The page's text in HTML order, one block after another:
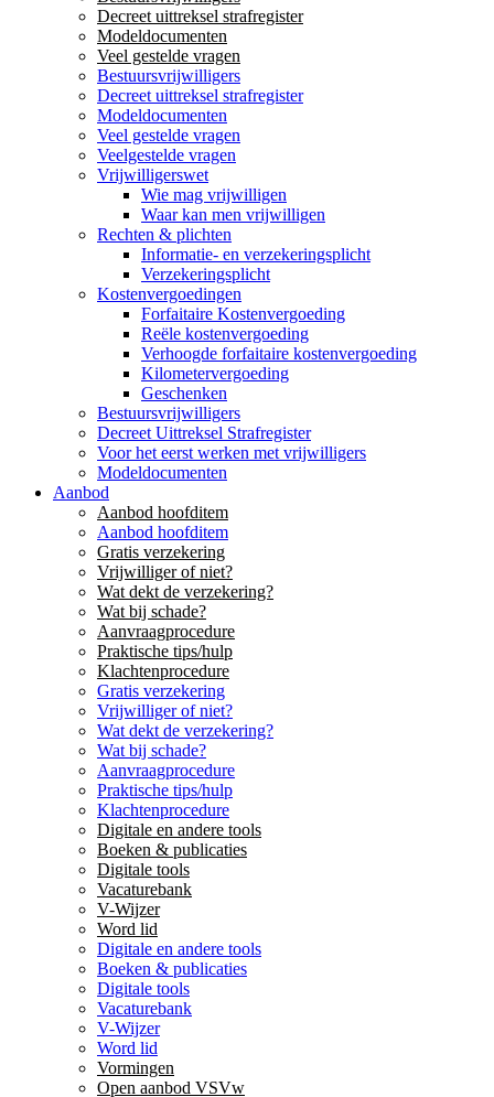
Decreet uittreksel strafregister
Modeldocumenten
Veel gestelde vragen
Bestuursvrijwilligers
Decreet uittreksel strafregister
Modeldocumenten
Veel gestelde vragen
Veelgestelde vragen
Vrijwilligerswet
Wie mag vrijwilligen
Waar kan men vrijwilligen
Rechten & plichten
Informatie- en verzekeringsplicht
Verzekeringsplicht
Kostenvergoedingen
Forfaitaire Kostenvergoeding
Reële kostenvergoeding
Verhoogde forfaitaire kostenvergoeding
Kilometervergoeding
Geschenken
Bestuursvrijwilligers
Decreet Uittreksel Strafregister
Voor het eerst werken met vrijwilligers
Modeldocumenten
Aanbod
Aanbod hoofditem
Aanbod hoofditem
Gratis verzekering
Vrijwilliger of niet?
Wat dekt de verzekering?
Wat bij schade?
Aanvraagprocedure
Praktische tips/hulp
Klachtenprocedure
Gratis verzekering
Vrijwilliger of niet?
Wat dekt de verzekering?
Wat bij schade?
Aanvraagprocedure
Praktische tips/hulp
Klachtenprocedure
Digitale en andere tools
Boeken & publicaties
Digitale tools
Vacaturebank
V-Wijzer
Word lid
Digitale en andere tools
Boeken & publicaties
Digitale tools
Vacaturebank
V-Wijzer
Word lid
Vormingen
Open aanbod VSVw